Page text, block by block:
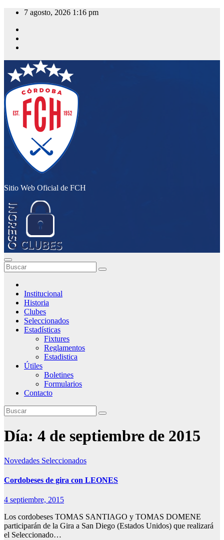
Saltar
contenido
7 agosto, 2026 1:16 pm
Sitio Web Oficial de FCH
Institucional
Historia
Clubes
Seleccionados
Estadísticas
Fixtures
Reglamentos
Estadistica
Útiles
Boletines
Formularios
Contacto
Día: 4 de septiembre de 2015
Novedades Seleccionados
Cordobeses de gira con LEONES
4 septiembre, 2015
Los cordobeses TOMAS SANTIAGO y TOMAS DOMENE
participarán de la Gira a San Diego (Estados Unidos) que realizará
el Seleccionado…